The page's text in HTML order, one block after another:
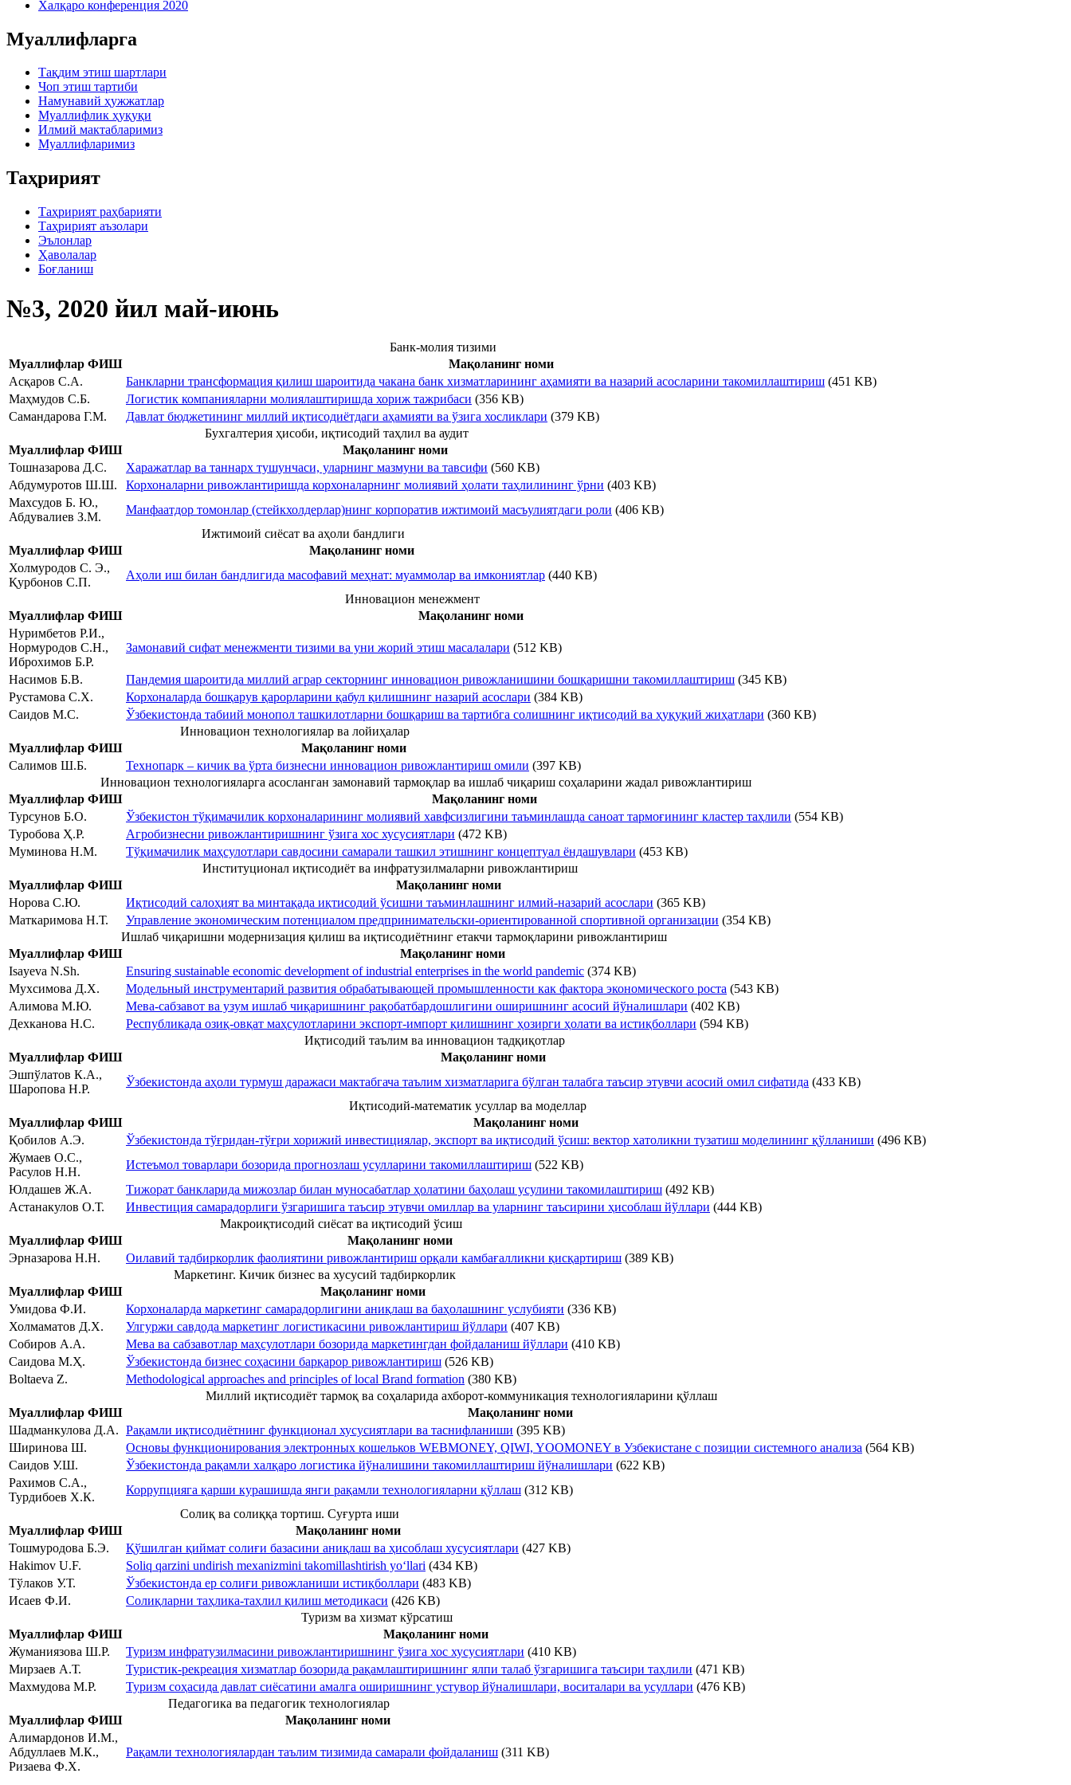
Халқаро конференция 2020
Муаллифларга
Тақдим этиш шартлари
Чоп этиш тартиби
Намунавий ҳужжатлар
Муаллифлик ҳуқуқи
Илмий мактабларимиз
Муаллифларимиз
Таҳририят
Таҳририят раҳбарияти
Таҳририят аъзолари
Эълонлар
Ҳаволалар
Боғланиш
№3, 2020 йил май-июнь
Банк-молия тизими
Муаллифлар ФИШ
Мақоланинг номи
Асқаров С.А.
Банкларни трансформация қилиш шароитида чакана банк хизматларининг аҳамияти ва назарий асосларини такомиллаштириш (451 KB)
Маҳмудов С.Б.
Логистик компанияларни молиялаштиришда хориж тажрибаси (356 KB)
Самандарова Г.М.
Давлат бюджетининг миллий иқтисодиётдаги аҳамияти ва ўзига хосликлари (379 KB)
Бухгалтерия ҳисоби, иқтисодий таҳлил ва аудит
Муаллифлар ФИШ
Мақоланинг номи
Тошназарова Д.С.
Харажатлар ва таннарх тушунчаси, уларнинг мазмуни ва тавсифи (560 KB)
Абдумуротов Ш.Ш.
Корхоналарни ривожлантиришда корхоналарнинг молиявий ҳолати таҳлилининг ўрни (403 KB)
Махсудов Б. Ю.,
Абдувалиев З.М.
Манфаатдор томонлар (стейкхолдерлар)нинг корпоратив ижтимоий масъулиятдаги роли (406 KB)
Ижтимоий сиёсат ва аҳоли бандлиги
Муаллифлар ФИШ
Мақоланинг номи
Холмуродов С. Э.,
Қурбонов С.П.
Аҳоли иш билан бандлигида масофавий меҳнат: муаммолар ва имкониятлар (440 KB)
Инновацион менежмент
Муаллифлар ФИШ
Мақоланинг номи
Нуримбетов Р.И.,
Нормуродов С.Н.,
Иброхимов Б.Р.
Замонавий сифат менежменти тизими ва уни жорий этиш масалалари (512 KB)
Насимов Б.В. Пандемия шароитида миллий аграр секторнинг инновацион ривожланишини бошқаришни такомиллаштириш (345 KB)
Рустамова С.Х.
Корхоналарда бошқарув қарорларини қабул қилишнинг назарий асослари (384 KB)
Саидов М.С.
Ўзбекистонда табиий монопол ташкилотларни бошқариш ва тартибга солишнинг иқтисодий ва ҳуқуқий жиҳатлари (360 KB)
Инновацион технологиялар ва лойиҳалар
Муаллифлар ФИШ
Мақоланинг номи
Салимов Ш.Б.
Технопарк – кичик ва ўрта бизнесни инновацион ривожлантириш омили (397 KB)
Инновацион технологияларга асосланган замонавий тармоқлар ва ишлаб чиқариш соҳаларини жадал ривожлантириш
Муаллифлар ФИШ
Мақоланинг номи
Турсунов Б.О.
Ўзбекистон тўқимачилик корхоналарининг молиявий хавфсизлигини таъминлашда саноат тармоғининг кластер таҳлили (554 KB)
Туробова Ҳ.Р.
Агробизнесни ривожлантиришнинг ўзига хос хусусиятлари (472 KB)
Муминова Н.М.
Тўқимачилик маҳсулотлари савдосини самарали ташкил этишнинг концептуал ёндашувлари (453 KB)
Институционал иқтисодиёт ва инфратузилмаларни ривожлантириш
Муаллифлар ФИШ
Мақоланинг номи
Норова С.Ю.
Иқтисодий салоҳият ва минтақада иқтисодий ўсишни таъминлашнинг илмий-назарий асослари (365 KB)
Маткаримова Н.Т.
Управление экономическим потенциалом предпринимательски-ориентированной спортивной организации (354 KB)
Ишлаб чиқаришни модернизация қилиш ва иқтисодиётнинг етакчи тармоқларини ривожлантириш
Муаллифлар ФИШ
Мақоланинг номи
Isayeva N.Sh.
Ensuring sustainable economic development of industrial enterprises in the world pandemic (374 KB)
Мухсимова Д.Х.
Модельный инструментарий развития обрабатывающей промышленности как фактора экономического роста (543 KB)
Алимова М.Ю.
Мева-сабзавот ва узум ишлаб чиқаришнинг рақобатбардошлигини оширишнинг асосий йўналишлари (402 KB)
Дехканова Н.С.
Республикада озиқ-овқат маҳсулотларини экспорт-импорт қилишнинг ҳозирги ҳолати ва истиқболлари (594 KB)
Иқтисодий таълим ва инновацион тадқиқотлар
Муаллифлар ФИШ
Мақоланинг номи
Эшпўлатов К.А.,
Шаропова Н.Р.
Ўзбекистонда аҳоли турмуш даражаси мактабгача таълим хизматларига бўлган талабга таъсир этувчи асосий омил сифатида (433 KB)
Иқтисодий-математик усуллар ва моделлар
Муаллифлар ФИШ
Мақоланинг номи
Қобилов А.Э.
Ўзбекистонда тўғридан-тўғри хорижий инвестициялар, экспорт ва иқтисодий ўсиш: вектор хатоликни тузатиш моделининг қўлланиши (496 KB)
Жумаев О.С.,
Расулов Н.Н.
Истеъмол товарлари бозорида прогнозлаш усулларини такомиллаштириш (522 KB)
Юлдашев Ж.А.
Тижорат банкларида мижозлар билан муносабатлар ҳолатини баҳолаш усулини такомилаштириш (492 KB)
Астанакулов О.Т.
Инвестиция самарадорлиги ўзгаришига таъсир этувчи омиллар ва уларнинг таъсирини ҳисоблаш йўллари (444 KB)
Макроиқтисодий сиёсат ва иқтисодий ўсиш
Муаллифлар ФИШ
Мақоланинг номи
Эрназарова Н.Н.
Оилавий тадбиркорлик фаолиятини ривожлантириш орқали камбағалликни қисқартириш (389 KB)
Маркетинг. Кичик бизнес ва хусусий тадбиркорлик
Муаллифлар ФИШ
Мақоланинг номи
Умидова Ф.И.
Корхоналарда маркетинг самарадорлигини аниқлаш ва баҳолашнинг услубияти (336 KB)
Холмаматов Д.Х.
Улгуржи савдода маркетинг логистикасини ривожлантириш йўллари (407 KB)
Собиров А.А.
Мeва ва сабзавотлар маҳсулотлари бозорида маркетингдан фойдаланиш йўллари (410 KB)
Саидова М.Ҳ.
Ўзбекистонда бизнес соҳасини барқарор ривожлантириш (526 KB)
Boltaeva Z.
Methodological approaches and principles of local Brand formation (380 KB)
Миллий иқтисодиёт тармоқ ва соҳаларида ахборот-коммуникация технологияларини қўллаш
Муаллифлар ФИШ
Мақоланинг номи
Шадманкулова Д.А. Рақамли иқтисодиётнинг функционал хусусиятлари ва таснифланиши (395 KB)
Ширинова Ш.
Основы функционирования электронных кошельков WEBMONEY, QIWI, YOOMONEY в Узбекистане с позиции системного анализа (564 KB)
Саидов У.Ш.
Ўзбекистонда рақамли халқаро логистика йўналишини такомиллаштириш йўналишлари (622 KB)
Рахимов С.А.,
Турдибоев Х.К.
Коррупцияга қарши курашишда янги рақамли технологияларни қўллаш (312 KB)
Солиқ ва солиққа тортиш. Суғурта иши
Муаллифлар ФИШ
Мақоланинг номи
Тошмуродова Б.Э.
Қўшилган қиймат солиғи базасини аниқлаш ва ҳисоблаш хусусиятлари (427 KB)
Hakimov U.F.
Soliq qarzini undirish mexanizmini takomillashtirish yo‘llari (434 KB)
Тўлаков У.Т.
Ўзбекистонда ер солиғи ривожланиши истиқболлари (483 KB)
Исаев Ф.И.
Солиқларни таҳлика-таҳлил қилиш методикаси (426 KB)
Туризм ва хизмат кўрсатиш
Муаллифлар ФИШ
Мақоланинг номи
Жуманиязова Ш.Р.
Туризм инфратузилмасини ривожлантиришнинг ўзига хос хусусиятлари (410 KB)
Мирзаев А.Т.
Туристик-рекреация хизматлар бозорида рақамлаштиришнинг ялпи талаб ўзгаришига таъсири таҳлили (471 KB)
Махмудова М.Р.
Туризм соҳасида давлат сиёсатини амалга оширишнинг устувор йўналишлари, воситалари ва усуллари (476 KB)
Педагогика ва педагогик технологиялар
Муаллифлар ФИШ
Мақоланинг номи
Алимардонов И.М.,
Абдуллаев М.К.,
Ризаева Ф.Х.
Рақамли технологиялардан таълим тизимида самарали фойдаланиш (311 KB)